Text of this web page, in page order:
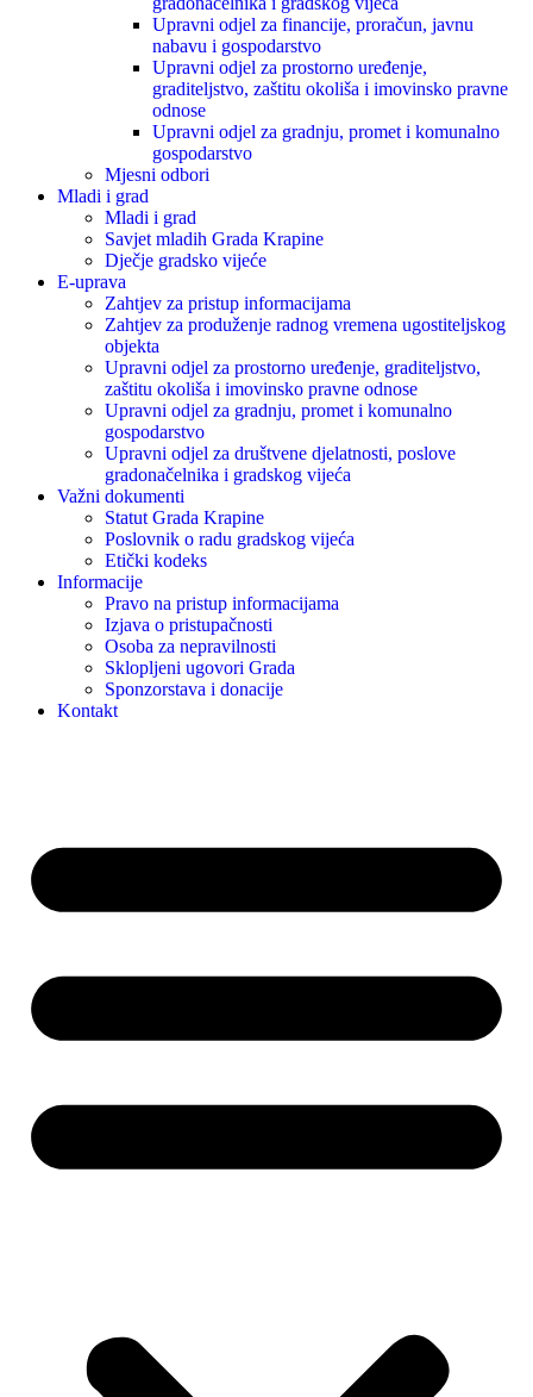
Upravni odjel za financije, proračun, javnu
nabavu i gospodarstvo
Upravni odjel za prostorno uređenje,
graditeljstvo, zaštitu okoliša i imovinsko pravne
odnose
Upravni odjel za gradnju, promet i komunalno
gospodarstvo
Mjesni odbori
Mladi i grad
Mladi i grad
Savjet mladih Grada Krapine
Dječje gradsko vijeće
E-uprava
Zahtjev za pristup informacijama
Zahtjev za produženje radnog vremena ugostiteljskog
objekta
Upravni odjel za prostorno uređenje, graditeljstvo,
zaštitu okoliša i imovinsko pravne odnose
Upravni odjel za gradnju, promet i komunalno
gospodarstvo
Upravni odjel za društvene djelatnosti, poslove
gradonačelnika i gradskog vijeća
Važni dokumenti
Statut Grada Krapine
Poslovnik o radu gradskog vijeća
Etički kodeks
Informacije
Pravo na pristup informacijama
Izjava o pristupačnosti
Osoba za nepravilnosti
Sklopljeni ugovori Grada
Sponzorstava i donacije
Kontakt